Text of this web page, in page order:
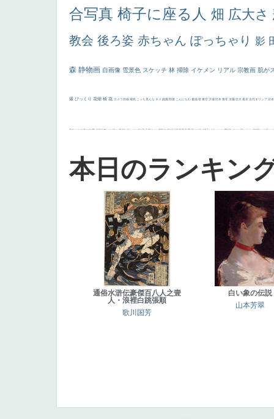
合写真 椅子に座る人 畑 広大さ
教会 後ろ姿 赤ちゃん ぽっちゃり 影
森 静物画 自画像 雪景色 スケッチ 林 掃除 イケメン リアル 宗教画 肌が
厳 びっくり 花畑 橋 花 カメラ目線 補色 こっち見んな キス 庭園 部屋 こんにちわ 素描 塔 青空 工場 巨木 青年 太陽 壮大 着衣 古代ギリシア 日
画質 ヴィーナス 剣 哀愁 白人少女 食事中 山本芳翠 麦 女神 ローマ教皇 奥行き 火起こし 東方の三博士 雪 114514 受胎告知 天から覗き込む顔 設計図 挿絵 群衆 親子 裸婦 可愛い 美人 ＃名画で学ぶ「たるみ」 躍動感 黄色 畦道 レンブラント・ 暖かい バブみ 靴下
本日のランキン
通俗水滸伝豪傑百八人之壹
人・浪裡白跳張順
歌川国芳
白い象の伝説
山本芳翠